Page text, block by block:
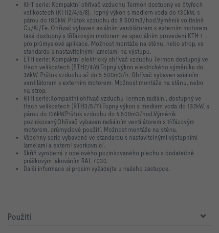
KHT serie: Kompaktní ohřívač vzduchu Termon dostupný ve čtyřech
velikostech (KTH2/4/6/8). Topný výkon s mediem voda do 130kW, s
párou do 180kW. Průtok vzduchu do 8 500m3/hod.Výměník volitelně
Cu/Al/Fe. Ohřívač vybaven axiálním ventilátorem s externím motorem,
také dostupný s třífázovým motorem ve speciálním provedení KTH-1
pro průmyslové aplikace. Možnost montáže na stěnu, nebo strop, ve
standardu s nastavitelnými lamelami na výstupu.
ETH serie: Kompaktní elektrický ohřívač vzduchu Termon dostupný ve
třech velikostech (ETH2/4/6).Topný výkon elektrického výměníku do
36kW. Průtok vzduchu až do 5 500m3/h. Ohřívač vybaven axiálním
ventilátorem s externím motorem. Možnost montáže na stěnu, nebo
na strop.
RTH serie:Kompaktní ohřívač vzduchu Termon radiální, dostupný ve
třech velikostech (RTH3/5/7).Topný výkon s mediem voda do 132kW, s
párou do 126kW.Průtok vzduchu do 6 500m3/hod.Výměník
pozinkovaný.Ohřívač vybaven radiálním ventilátorem s třífázovým
motorem, průmyslové použití. Možnost montáže na stěnu.
Všechny serie vybavené ve standardu s nastavitelnými výstupními
lamelami a externí svorkovnicí.
Skříň vyrobená z ocelového pozinkovaného plechu s dodatečně
práškovým lakováním RAL 7030.
Další informace si prosím vyžádejte u našeho zástupce.
Použití